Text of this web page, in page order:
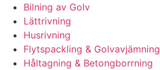
Bilning av Golv
Lättrivning
Husrivning
Flytspackling & Golvavjämning
Håltagning & Betongborrning